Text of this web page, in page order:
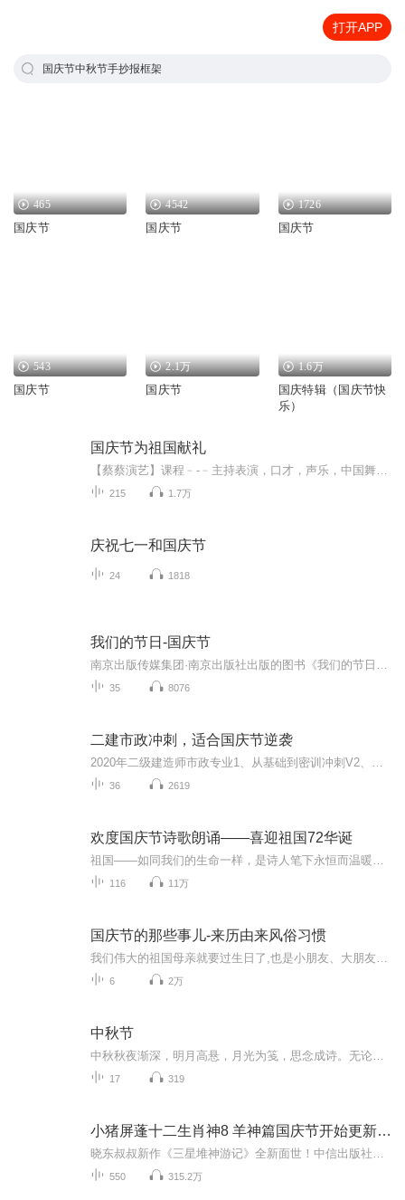
打开APP
国庆节中秋节手抄报框架
465
国庆节
4542
国庆节
1726
国庆节
543
国庆节
2.1万
国庆节
1.6万
国庆特辑（国庆节快
乐）
国庆节为祖国献礼
215 1.7万
庆祝七一和国庆节
24 1818
我们的节日-国庆节
35 8076
二建市政冲刺，适合国庆节逆袭
36 2619
欢度国庆节诗歌朗诵——喜迎祖国72华诞
116 11万
国庆节的那些事儿-来历由来风俗习惯
6 2万
中秋节
17 319
小猪屏蓬十二生肖神8 羊神篇国庆节开始更新啦！
550 315.2万